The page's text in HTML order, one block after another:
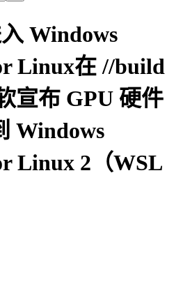
Windows
Linux在 //build
宣布 GPU 硬件
Windows
Linux 2（WSL